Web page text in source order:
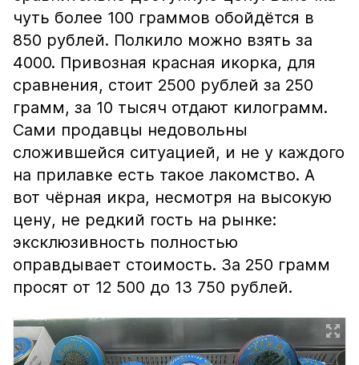
чуть более 100 граммов обойдётся в
850 рублей. Полкило можно взять за
4000. Привозная красная икорка, для
сравнения, стоит 2500 рублей за 250
грамм, за 10 тысяч отдают килограмм.
Сами продавцы недовольны
сложившейся ситуацией, и не у каждого
на прилавке есть такое лакомство. А
вот чёрная икра, несмотря на высокую
цену, не редкий гость на рынке:
эксклюзивность полностью
оправдывает стоимость. За 250 грамм
просят от 12 500 до 13 750 рублей.